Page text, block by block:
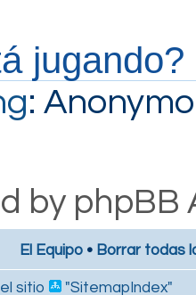
jugando?
:
by
El Equipo • Borrar todas
sitio "SitemapIndex"